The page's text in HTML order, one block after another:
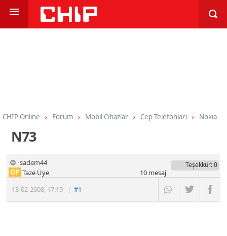
CHIP Online Forum Mobil Cihazlar Cep Telefonları Nokia
N73
sadem44
13-02-2008, 17:19 |#1
OP Taze Üye
Teşekkür: 0
10mesaj